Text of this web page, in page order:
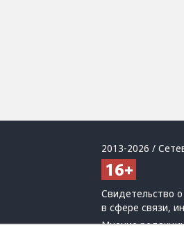
2013-2026 /
Свидетельство
в сфере связи,
Мнение